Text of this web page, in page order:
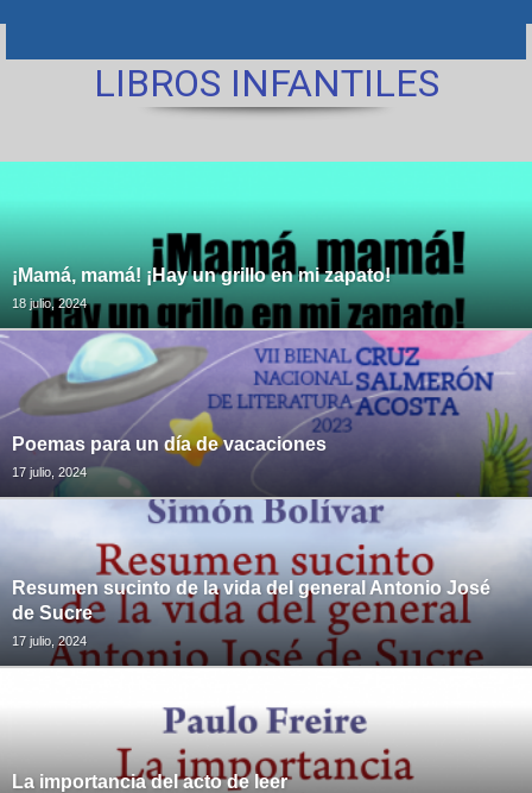
LIBROS INFANTILES
¡Mamá, mamá! ¡Hay un grillo en mi zapato!
18 julio, 2024
Poemas para un día de vacaciones
17 julio, 2024
Resumen sucinto de la vida del general Antonio José
de Sucre
17 julio, 2024
La importancia del acto de leer